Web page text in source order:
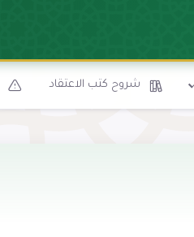
شروح كتب الاعتقاد